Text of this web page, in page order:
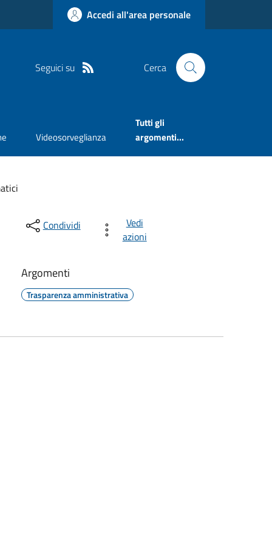
Accedi all'area personale
Seguici su Cerca
Videosorveglianza
Tutti gli
argomenti...
Condividi
Vedi
azioni
Argomenti
Trasparenza amministrativa